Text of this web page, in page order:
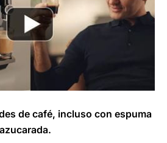
de café, incluso con espuma